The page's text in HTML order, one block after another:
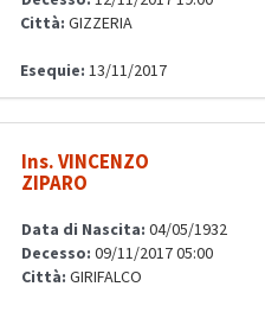
Città: GIZZERIA
Esequie: 13/11/2017
Ins. VINCENZO
ZIPARO
Data di Nascita: 04/05/1932
Decesso: 09/11/2017 05:00
Città: GIRIFALCO